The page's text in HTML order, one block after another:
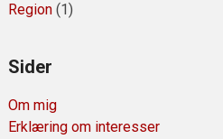
Region(1)
Sider
Om mig
Erklæring om interesser